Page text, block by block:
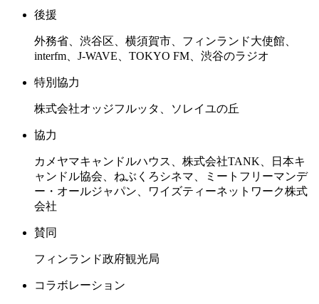
後援
外務省、渋谷区、横須賀市、フィンランド大使館、
interfm、J-WAVE、TOKYO FM、渋谷のラジオ
特別協力
株式会社オッジフルッタ、ソレイユの丘
協力
カメヤマキャンドルハウス、株式会社TANK、日本キ
ャンドル協会、ねぶくろシネマ、ミートフリーマンデ
ー・オールジャパン、ワイズティーネットワーク株式
会社
賛同
フィンランド政府観光局
コラボレーション